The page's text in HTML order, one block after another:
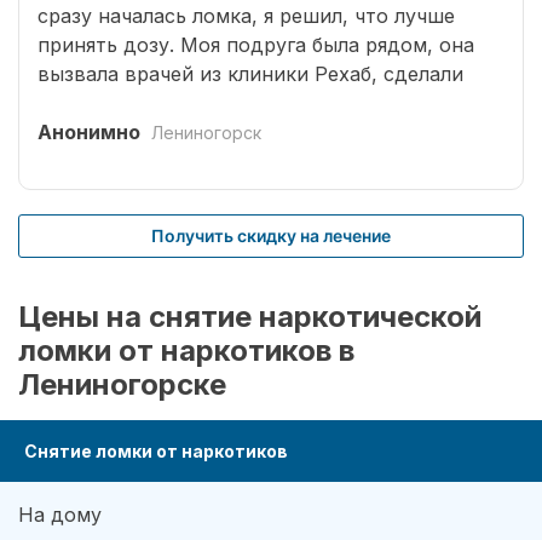
сразу началась ломка, я решил, что лучше
принять дозу. Моя подруга была рядом, она
вызвала врачей из клиники Рехаб, сделали
что надо там пролечиться основательно.
Анонимно Лениногорск
Получить скидку на лечение
Цены на снятие наркотической
ломки от наркотиков в
Лениногорске
Снятие ломки от наркотиков
На дому